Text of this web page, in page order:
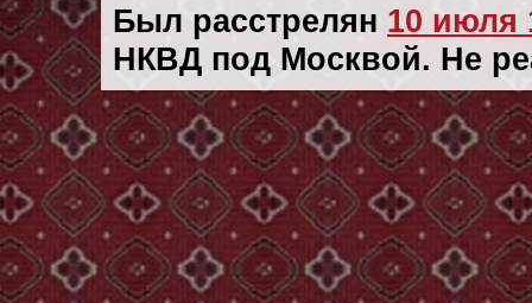
Был расстрелян 10 июля
НКВД под Москвой. Не